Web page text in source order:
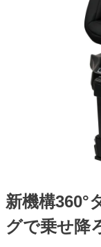
新機構360°
グで乗せ降